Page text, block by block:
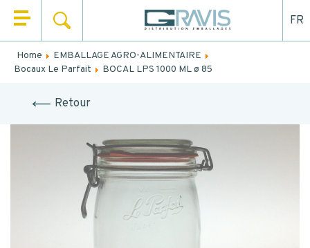
HOME
WHO ARE WE
OUR MARKETS
OUR SERVICES
NEWS
FR
Home
EMBALLAGE AGRO-ALIMENTAIRE
Bocaux Le Parfait
BOCAL LPS 1000 ML ø 85
Retour
Fill out the form below to be recalled or contacted by
mail.
NAME
*